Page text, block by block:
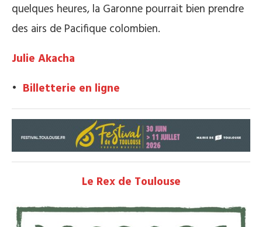
quelques heures, la Garonne pourrait bien prendre
des airs de Pacifique colombien.
Julie Akacha
• Billetterie en ligne
Le Rex de Toulouse